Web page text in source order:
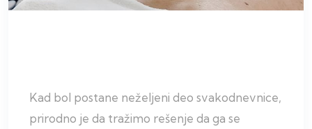
Kad bol postane neželjeni deo svakodnevnice,
prirodno je da tražimo rešenje da ga se